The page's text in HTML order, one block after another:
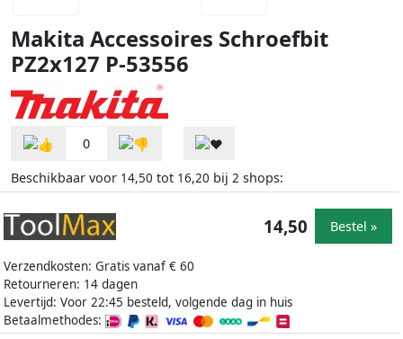
Makita Accessoires Schroefbit
PZ2x127 P-53556
0
Beschikbaar voor 14,50 tot 16,20 bij 2 shops:
Verzendkosten: Gratis vanaf € 60
Retourneren: 14 dagen
Levertijd: Voor 22:45 besteld, volgende dag in huis
Betaalmethodes:
14,50 Bestel »